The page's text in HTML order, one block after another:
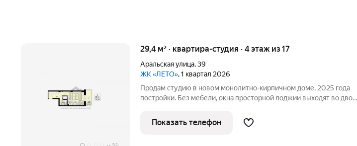
29,4 м² · квартира-студия · 4 этаж из 17
Аральская улица,39
ЖК «ЛЕТО», 1 квартал 2026
Продам студию в новом монолитно-кирпичном доме, 2025 года
постройки. Без мебели, окна просторной лоджии выходят во двор
натяжной потолок, раковина на кухне, полотенцесушитель и
унитаз в
Показать телефон